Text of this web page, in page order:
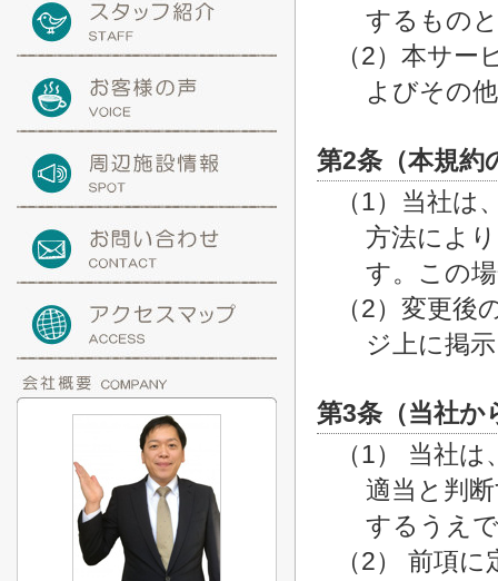
するもの
（2）本サ
よびその
第2条（本規約
（1）当社
方法によ
す。この
（2）変更
ジ上に掲
第3条（当社か
（1） 当社
適当と判
するうえ
（2） 前項